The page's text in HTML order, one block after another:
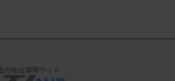
の総合情報サイト